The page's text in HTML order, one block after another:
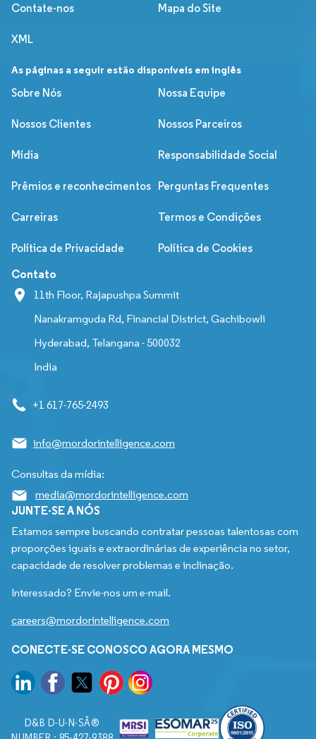
Contate-nos Mapa do Site
XML
As páginas a seguir estão disponíveis em inglês
Sobre Nós
Nossa Equipe
Nossos Clientes Nossos Parceiros
Mídia Responsabilidade Social
Prêmios e reconhecimentos Perguntas Frequentes
Carreiras Termos e Condições
Política de Privacidade Política de Cookies
Contato
11th Floor, Rajapushpa Summit
Nanakramguda Rd, Financial District, Gachibowli
Hyderabad, Telangana - 500032
India
+1 617-765-2493
info@mordorintelligence.com
Consultas da mídia:
media@mordorintelligence.com
JUNTE-SE A NÓS
Estamos sempre buscando contratar pessoas talentosas com
proporções iguais e extraordinárias de experiência no setor,
capacidade de resolver problemas e inclinação.
Interessado? Envie-nos um e-mail.
careers@mordorintelligence.com
CONECTE-SE CONOSCO AGORA MESMO
D&B D-U-N-SÂ®